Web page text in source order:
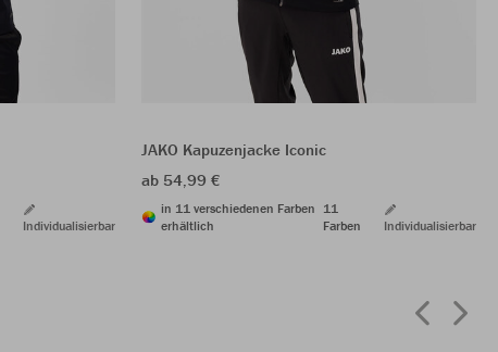
Individualisierbar
JAKO Kapuzenjacke Iconic
ab 54,99 €
in 11 verschiedenen Farben
erhältlich
11
Farben
Individualisierbar